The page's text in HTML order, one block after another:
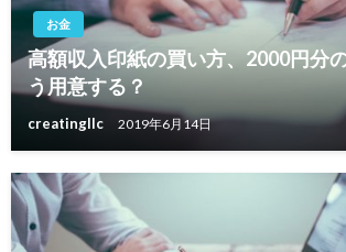
お金
高額収入印紙の買い方、2000円分
う用意する？
creatingllc 2019年6月14日